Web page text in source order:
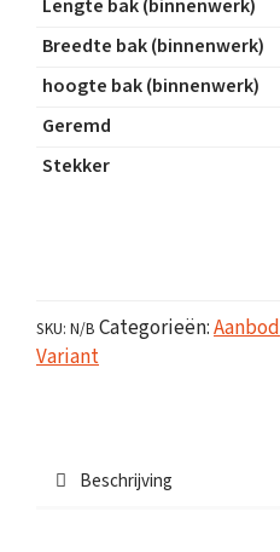
Lengte bak (binnenwerk)
Breedte bak (binnenwerk)
hoogte bak (binnenwerk)
Geremd
Stekker
SKU: N/B Categorieën:Aanbod
Variant
Beschrijving